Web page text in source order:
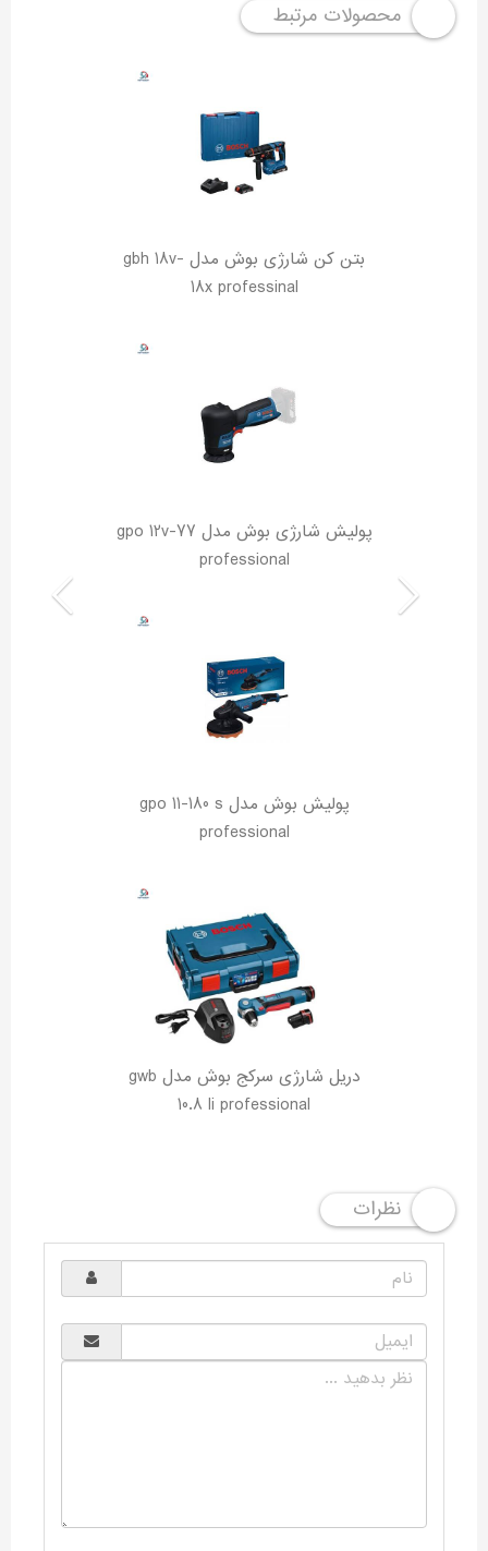
محصولات مرتبط
بتن کن شارژی بوش مدل gbh 18v-
18x professinal
پولیش شارژی بوش مدل gpo 12v-77
professional
پولیش بوش مدل gpo 11-180 s
professional
دریل شارژی سرکج بوش مدل gwb
10.8 li professional
نظرات